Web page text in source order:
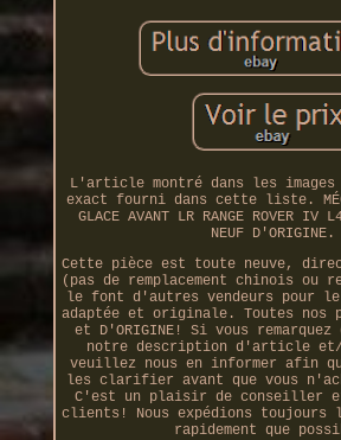
L'article montré dans les
exact fourni dans cette liste.
GLACE AVANT LR RANGE ROVER IV
NEUF D'ORIGINE.
Cette pièce est toute neuve,
(pas de remplacement chinois ou
le font d'autres vendeurs pour le
adaptée et originale. Toutes nos
et D'ORIGINE! Si vous
notre description d'article et/
veuillez nous en informer afin
les clarifier avant que vous
C'est un plaisir de conseiller
clients! Nous expédions
rapidement que